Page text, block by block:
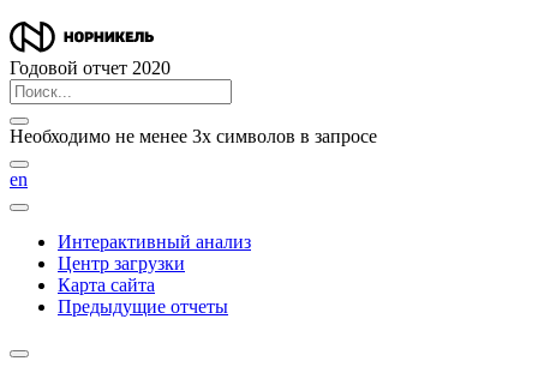
Годовой отчет 2020
Необходимо не менее 3х символов в запросе
en
Интерактивный анализ
Центр загрузки
Карта сайта
Предыдущие отчеты